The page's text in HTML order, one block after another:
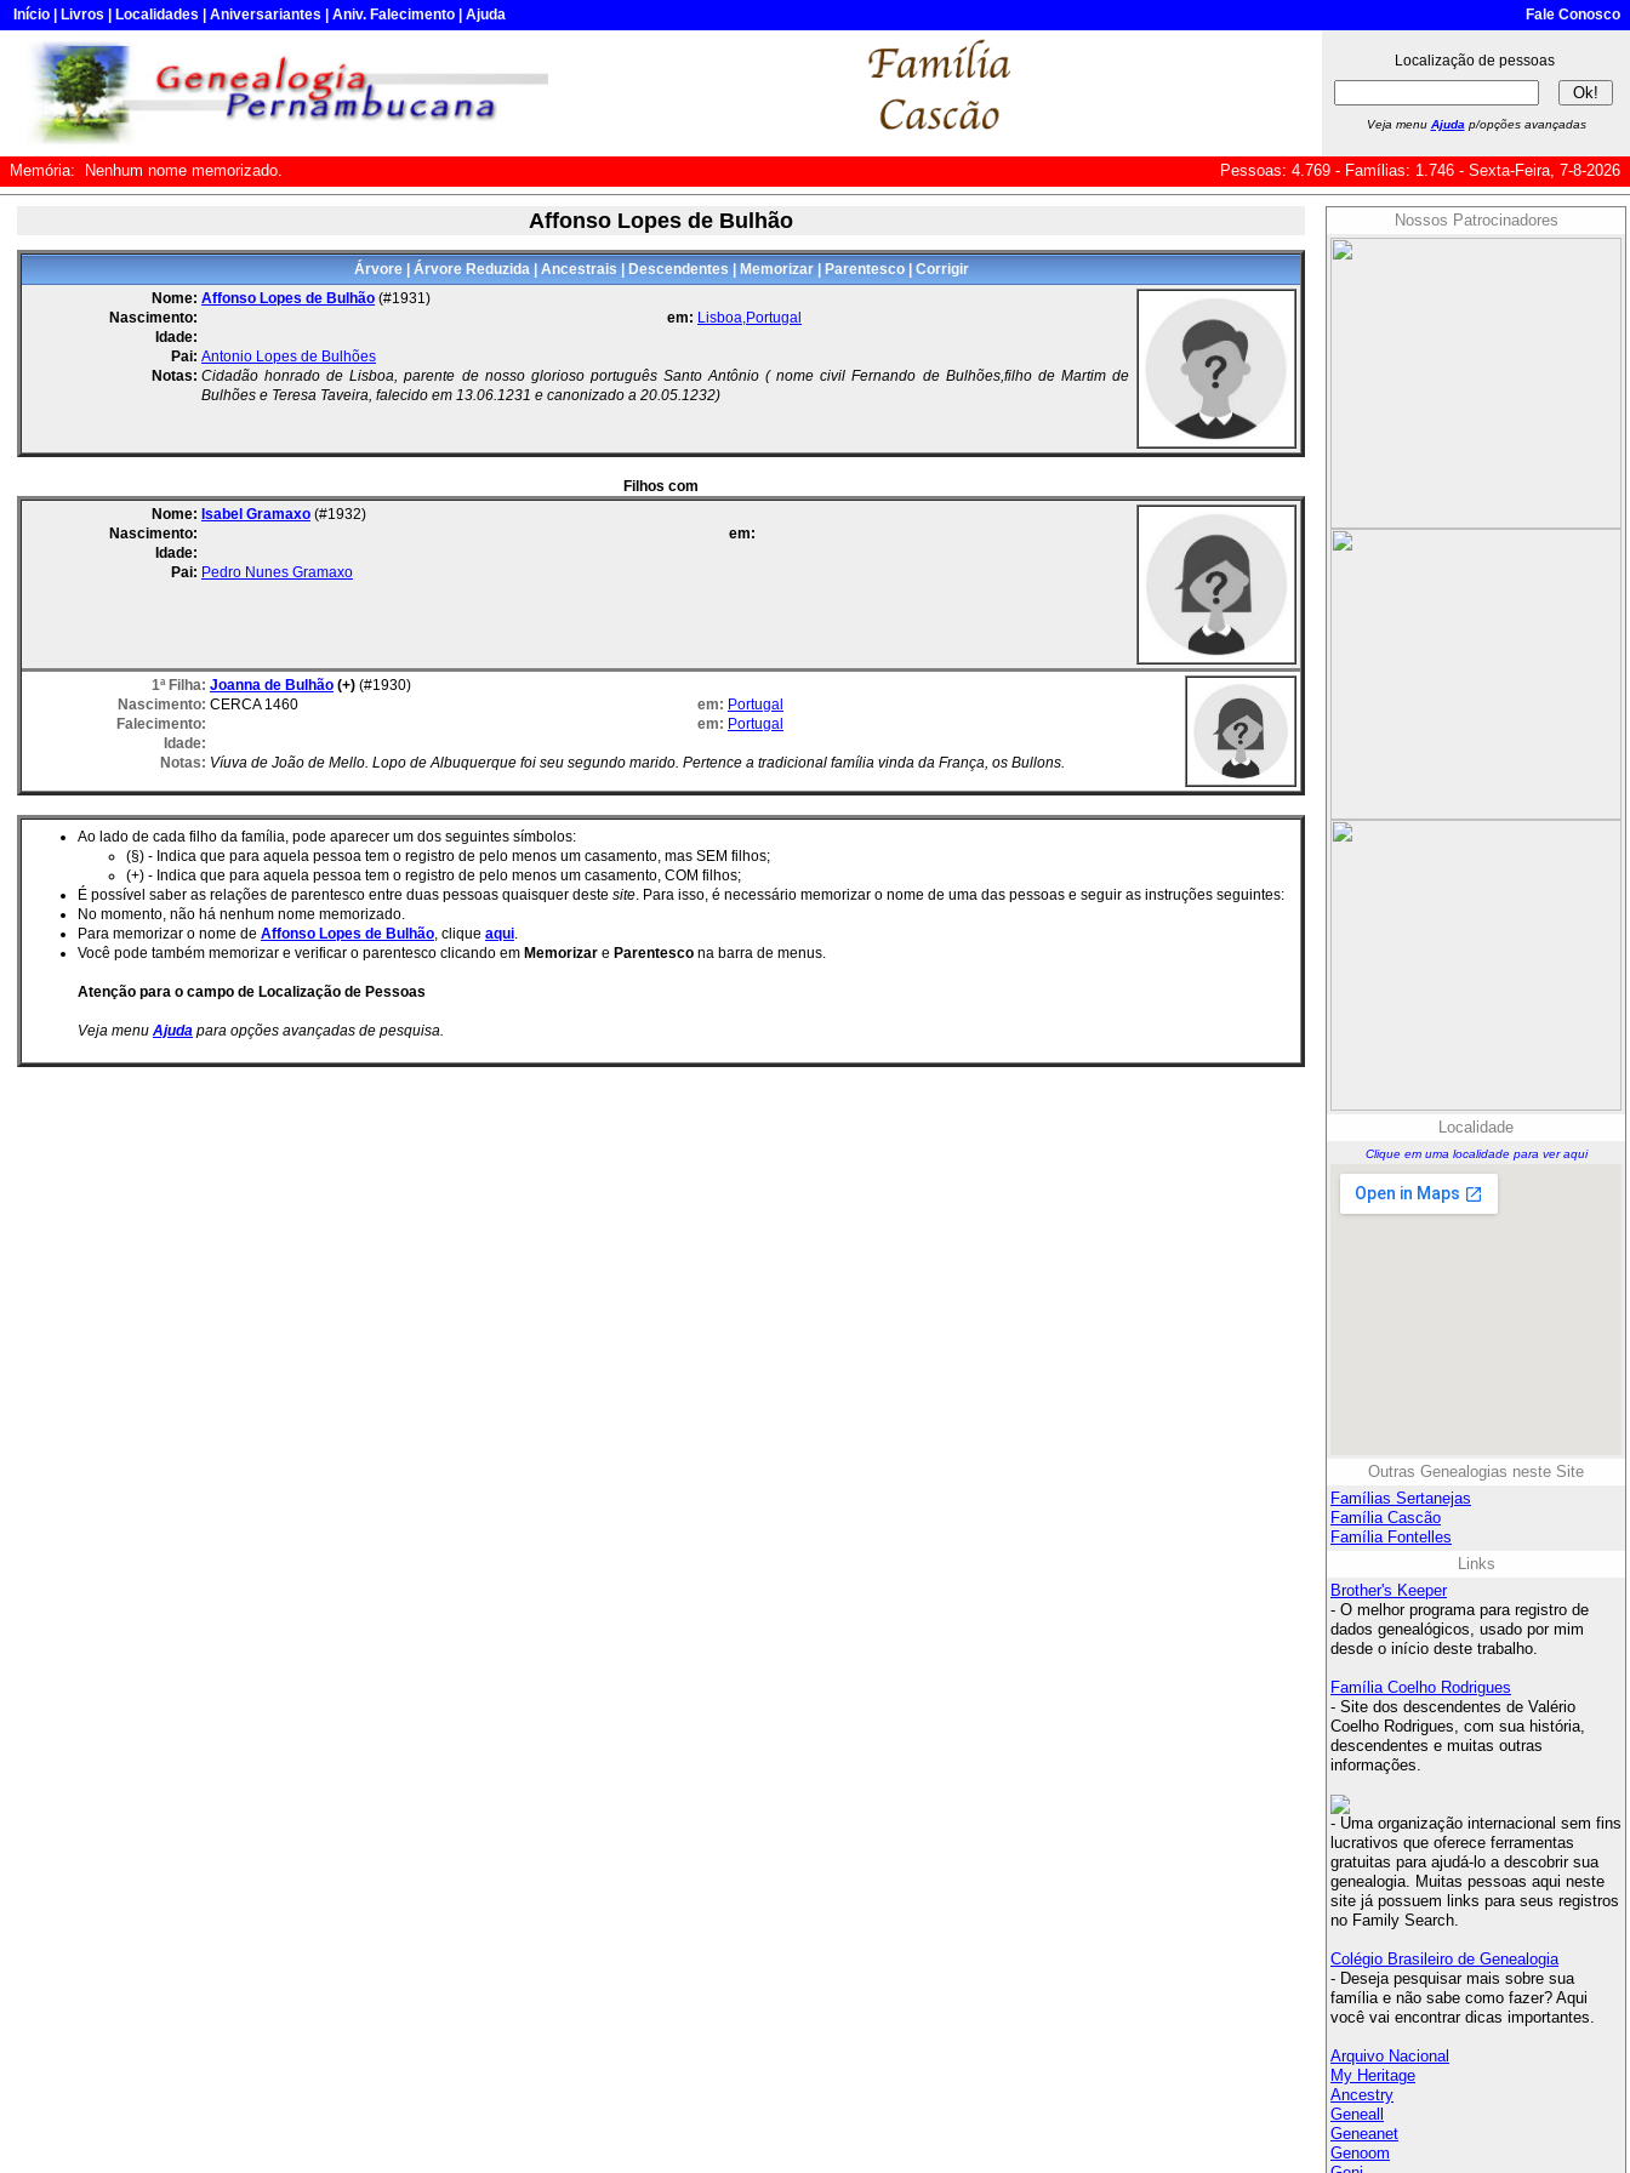
Início Livros Localidades Aniversariantes Aniv. Falecimento Ajuda Fale Conosco
Localização de pessoas
Veja menu Ajuda p/opções avançadas
Memória: Nenhum nome memorizado. Pessoas: 4.769 - Famílias: 1.746 - Sexta-Feira, 7-8-2026
Affonso Lopes de Bulhão
Árvore| Árvore Reduzida| Ancestrais Descendentes Memorizar| Parentesco| Corrigir
Nome: Affonso Lopes de Bulhão (#1931)
Nascimento:
em: Lisboa,Portugal
Idade:
Pai: Antonio Lopes de Bulhões
Notas: Cidadão honrado de Lisboa, parente de nosso glorioso português Santo Antônio ( nome civil Fernando de Bulhões,filho de Martim de
Bulhões e Teresa Taveira, falecido em 13.06.1231 e canonizado a 20.05.1232)
Filhos com
Nome: Isabel Gramaxo (#1932)
Nascimento:
em:
Idade:
Pai: Pedro Nunes Gramaxo
1ª Filha: Joanna de Bulhão (+) (#1930)
Nascimento: CERCA 1460 em: Portugal
Falecimento:
em: Portugal
Idade:
Notas: Víuva de João de Mello. Lopo de Albuquerque foi seu segundo marido. Pertence a tradicional família vinda da França, os Bullons.
Ao lado de cada filho da família, pode aparecer um dos seguintes símbolos:
(§) - Indica que para aquela pessoa tem o registro de pelo menos um casamento, mas SEM filhos;
(+) - Indica que para aquela pessoa tem o registro de pelo menos um casamento, COM filhos;
É possí­vel saber as relações de parentesco entre duas pessoas quaisquer deste site. Para isso, é necessário memorizar o nome de uma das pessoas e seguir as instruções seguintes:
No momento, não há nenhum nome memorizado.
Para memorizar o nome de Affonso Lopes de Bulhão, clique aqui.
Você pode também memorizar e verificar o parentesco clicando em Memorizar e Parentesco na barra de menus.
Atenção para o campo de Localização de Pessoas
Veja menu Ajuda para opções avançadas de pesquisa.
Nossos Patrocinadores
Localidade
Clique em uma localidade para ver aqui
Outras Genealogias neste Site
Famílias Sertanejas
Família Cascão
Família Fontelles
Links
Brother's Keeper
- O melhor programa para registro de
dados genealógicos, usado por mim
desde o início deste trabalho.
Família Coelho Rodrigues
- Site dos descendentes de Valério
Coelho Rodrigues, com sua história,
descendentes e muitas outras
informações.
- Uma organização internacional sem fins
lucrativos que oferece ferramentas
gratuitas para ajudá-lo a descobrir sua
genealogia. Muitas pessoas aqui neste
site já possuem links para seus registros
no Family Search.
Colégio Brasileiro de Genealogia
- Deseja pesquisar mais sobre sua
família e não sabe como fazer? Aqui
você vai encontrar dicas importantes.
Arquivo Nacional
My Heritage
Ancestry
Geneall
Geneanet
Genoom